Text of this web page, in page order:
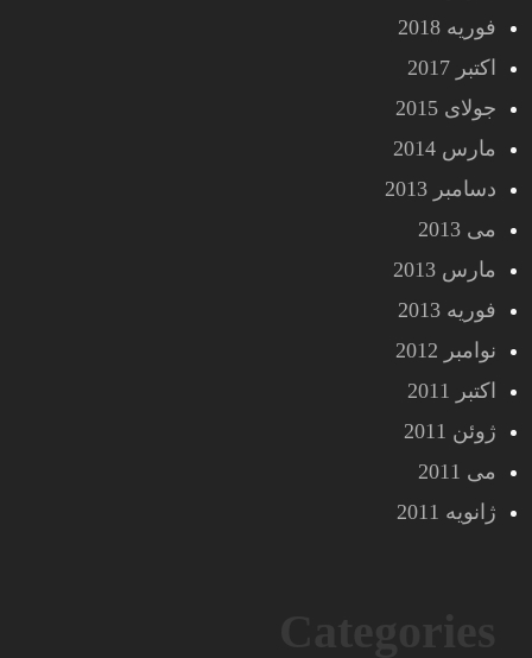
فوریه 2018
اکتبر 2017
جولای 2015
مارس 2014
دسامبر 2013
می 2013
مارس 2013
فوریه 2013
نوامبر 2012
اکتبر 2011
ژوئن 2011
می 2011
ژانویه 2011